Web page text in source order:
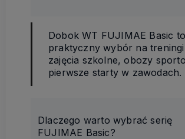
Dobok WT FUJIMAE Basic to
praktyczny wybór na
zajęcia szkolne, obozy
pierwsze starty w zawodach.
Dlaczego warto wybrać serię
FUJIMAE Basic?